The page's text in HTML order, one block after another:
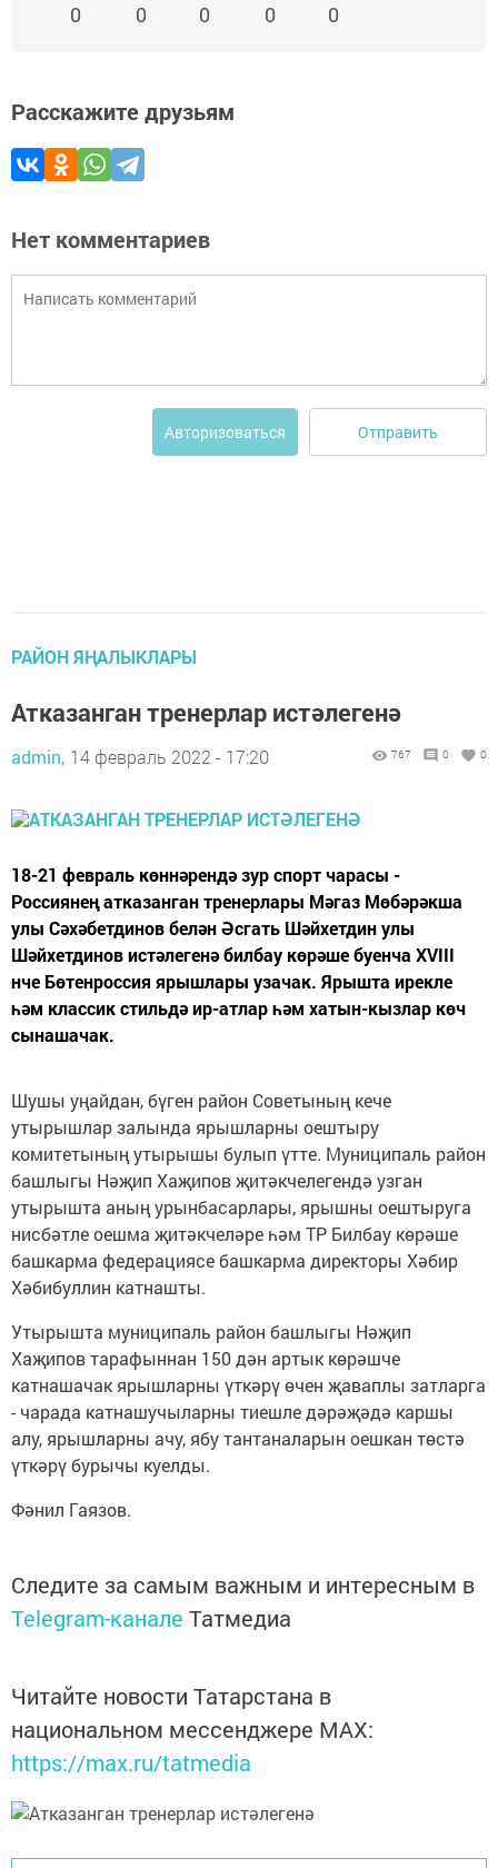
0 0 0 0 0
Расскажите друзьям
Нет комментариев
Авторизоваться Отправить
РАЙОН ЯҢАЛЫКЛАРЫ
Атказанган тренерлар истәлегенә
admin, 14 февраль 2022 - 17:20 767 0 0
18-21 февраль көннәрендә зур спорт чарасы -
Россиянең атказанган тренерлары Мәгаз Мөбәрәкша
улы Сәхәбетдинов белән Әсгать Шәйхетдин улы
Шәйхетдинов истәлегенә билбау көрәше буенча XVIII
нче Бөтенроссия ярышлары узачак. Ярышта ирекле
һәм классик стильдә ир-атлар һәм хатын-кызлар көч
сынашачак.
Шушы уңайдан, бүген район Советының кече
утырышлар залында ярышларны оештыру
комитетының утырышы булып үтте. Муниципаль район
башлыгы Нәҗип Хаҗипов җитәкчелегендә узган
утырышта аның урынбасарлары, ярышны оештыруга
нисбәтле оешма җитәкчеләре һәм ТР Билбау көрәше
башкарма федерациясе башкарма директоры Хәбир
Хәбибуллин катнашты.
Утырышта муниципаль район башлыгы Нәҗип
Хаҗипов тарафыннан 150 дән артык көрәшче
катнашачак ярышларны үткәрү өчен җаваплы затларга
- чарада катнашучыларны тиешле дәрәҗәдә каршы
алу, ярышларны ачу, ябу тантаналарын оешкан төстә
үткәрү бурычы куелды.
Фәнил Гаязов.
Следите за самым важным и интересным в
Telegram-канале Татмедиа
Читайте новости Татарстана в
национальном мессенджере MАХ:
https://max.ru/tatmedia